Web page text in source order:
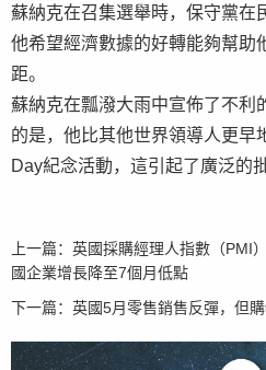
蘇納克在召集選舉時，保守黨在
他希望經濟數據的好轉能夠幫助
距。
蘇納克在瓢潑大雨中宣佈了不利
的是，他比其他世界領導人更早
Day紀念活動，這引起了廣泛的批
上一篇： 英國採購經理人指數（PMI
國企業增長降至7個月低點
下一篇： 英國5月零售銷售反彈，但